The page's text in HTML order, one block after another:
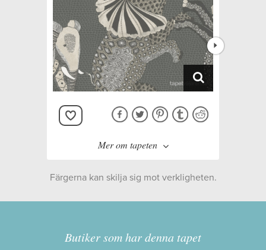
Mer om tapeten
Kollektion:
The Ardmore
Färgerna kan skilja sig mot verkligheten.
Butiker som har denna tapet